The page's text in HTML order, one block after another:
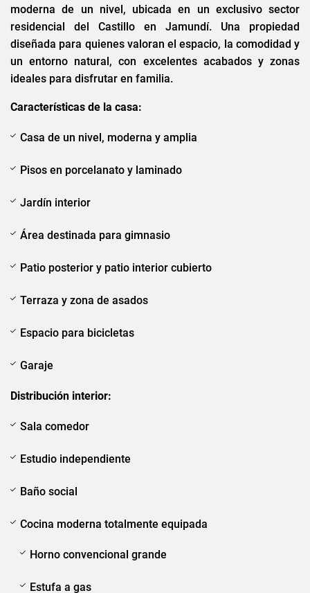
moderna de un nivel, ubicada en un exclusivo sector
residencial del Castillo en Jamundí. Una propiedad
diseñada para quienes valoran el espacio, la comodidad y
un entorno natural, con excelentes acabados y zonas
ideales para disfrutar en familia.
Características de la casa:
Casa de un nivel, moderna y amplia
Pisos en porcelanato y laminado
Jardín interior
Área destinada para gimnasio
Patio posterior y patio interior cubierto
Terraza y zona de asados
Espacio para bicicletas
Garaje
Distribución interior:
Sala comedor
Estudio independiente
Baño social
Cocina moderna totalmente equipada
Horno convencional grande
Estufa a gas